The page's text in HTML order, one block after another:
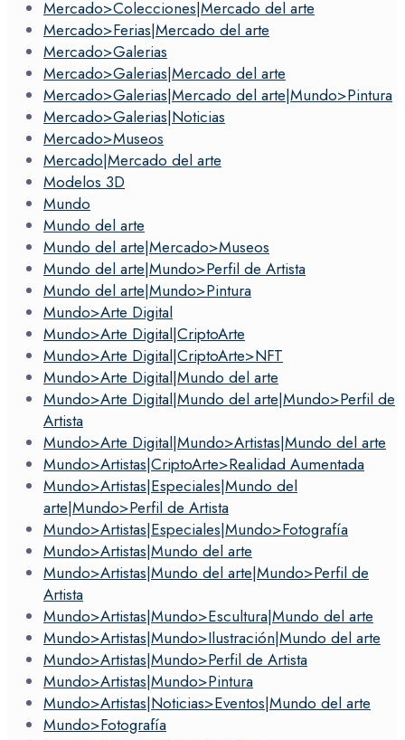
Mercado>Colecciones|Mercado del arte
Mercado>Ferias|Mercado del arte
Mercado>Galerias
Mercado>Galerias|Mercado del arte
Mercado>Galerias|Mercado del arte|Mundo>Pintura
Mercado>Galerias|Noticias
Mercado>Museos
Mercado|Mercado del arte
Modelos 3D
Mundo
Mundo del arte
Mundo del arte|Mercado>Museos
Mundo del arte|Mundo>Perfil de Artista
Mundo del arte|Mundo>Pintura
Mundo>Arte Digital
Mundo>Arte Digital|CriptoArte
Mundo>Arte Digital|CriptoArte>NFT
Mundo>Arte Digital|Mundo del arte
Mundo>Arte Digital|Mundo del arte|Mundo>Perfil de
Artista
Mundo>Arte Digital|Mundo>Artistas|Mundo del arte
Mundo>Artistas|CriptoArte>Realidad Aumentada
Mundo>Artistas|Especiales|Mundo del
arte|Mundo>Perfil de Artista
Mundo>Artistas|Especiales|Mundo>Fotografía
Mundo>Artistas|Mundo del arte
Mundo>Artistas|Mundo del arte|Mundo>Perfil de
Artista
Mundo>Artistas|Mundo>Escultura|Mundo del arte
Mundo>Artistas|Mundo>Ilustración|Mundo del arte
Mundo>Artistas|Mundo>Perfil de Artista
Mundo>Artistas|Mundo>Pintura
Mundo>Artistas|Noticias>Eventos|Mundo del arte
Mundo>Fotografía